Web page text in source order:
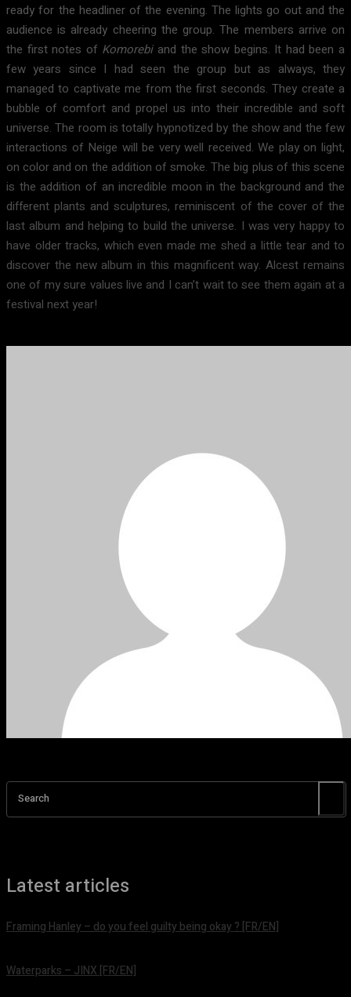
ready for the headliner of the evening. The lights go out and the
audience is already cheering the group. The members arrive on
the first notes of Komorebiand the show begins. It had been a
few years since I had seen the group but as always, they
managed to captivate me from the first seconds. They create a
bubble of comfort and propel us into their incredible and soft
universe. The room is totally hypnotized by the show and the few
interactions of Neige will be very well received. We play on light,
on color and on the addition of smoke. The big plus of this scene
is the addition of an incredible moon in the background and the
different plants and sculptures, reminiscent of the cover of the
last album and helping to build the universe. I was very happy to
have older tracks, which even made me shed a little tear and to
discover the new album in this magnificent way. Alcest remains
one of my sure values ​​live and I can’t wait to see them again at a
festival next year!
Search
Latest articles
Framing Hanley – do you feel guilty being okay ? [FR/EN]
Waterparks – JINX [FR/EN]